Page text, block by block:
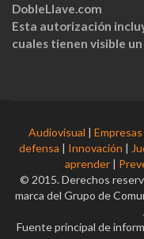
DobleLlave.com
Esta autorización
cuales tienen visible
Audiovisual |
defensa | Innovación |
aprender |
© 2015. Derechos
marca del Grupo de
Fuente principal de